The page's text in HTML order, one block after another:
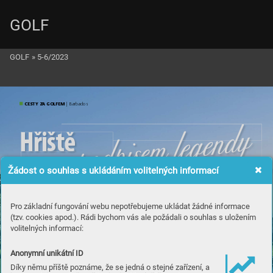
Žádost o souhlas s ukládáním volitelných informací
Pro základní fungování webu nepotřebujeme ukládat žádné informace
(tzv. cookies apod.). Rádi bychom vás ale požádali o souhlas s uložením
volitelných informací:
Anonymní unikátní ID
Díky němu příště poznáme, že se jedná o stejné zařízení, a
CESTY ZA GOLFEM | Barbados
Hřiště
GOLF
GOLF » 5-6/2023